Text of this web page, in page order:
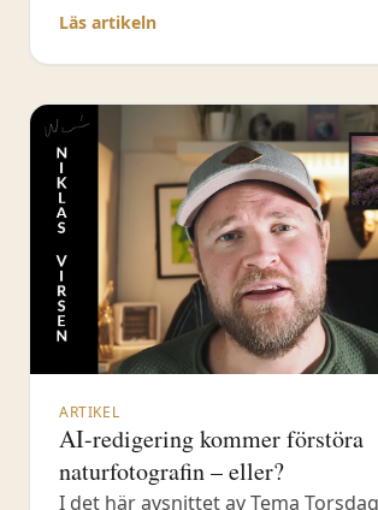
personer med långt mycket mer
mening. På två
Läs artikeln
ARTIKEL
AI-redigering kommer förstöra
naturfotografin – eller?
I det här avsnittet av Tema